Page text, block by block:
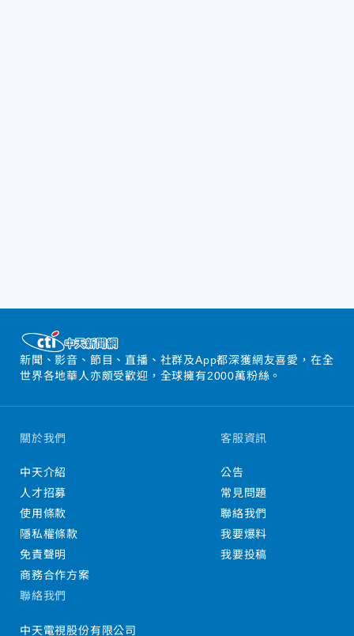
新聞、影音、節目、直播、社群及App都深獲網友喜愛，在全
世界各地華人亦頗受歡迎，全球擁有2000萬粉絲。
關於我們
中天介紹
人才招募
使用條款
隱私權條款
免責聲明
商務合作方案
客服資訊
公告
常見問題
聯絡我們
我要爆料
我要投稿
聯絡我們
中天電視股份有限公司